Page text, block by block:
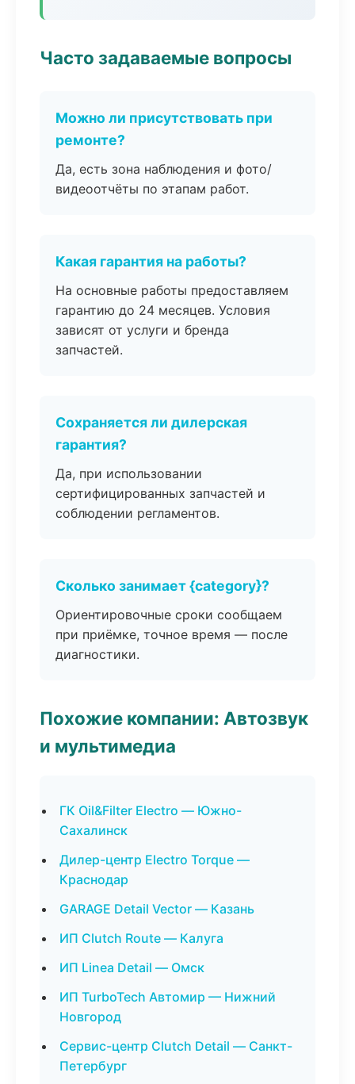
Часто задаваемые вопросы
Можно ли присутствовать при
ремонте?
Да, есть зона наблюдения и фото/
видеоотчёты по этапам работ.
Какая гарантия на работы?
На основные работы предоставляем
гарантию до 24 месяцев. Условия
зависят от услуги и бренда
запчастей.
Сохраняется ли дилерская
гарантия?
Да, при использовании
сертифицированных запчастей и
соблюдении регламентов.
Сколько занимает {category}?
Ориентировочные сроки сообщаем
при приёмке, точное время — после
диагностики.
Похожие компании: Автозвук
и мультимедиа
ГК Oil&Filter Electro — Южно-
Сахалинск
Дилер-центр Electro Torque —
Краснодар
GARAGE Detail Vector — Казань
ИП Clutch Route — Калуга
ИП Linea Detail — Омск
ИП TurboTech Автомир — Нижний
Новгород
Сервис-центр Clutch Detail — Санкт-
Петербург